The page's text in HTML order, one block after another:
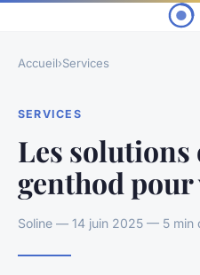
Accueil›Services
SERVICES
Les
genthod
Soline — 14 juin 2025 — 5 min